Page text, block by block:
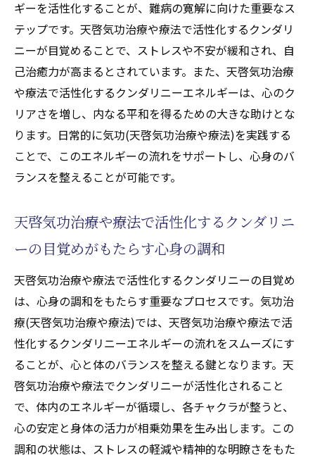
化するための呼吸法の基本
呼吸法がもたらす身体への具体的な効果
天啓気功治療や療法で活性化するチャクラ
の調和が健康に与える影響
気功治療(天啓気功治療や療法)における呼吸
法の応用
実生活で活用できる天啓気功治療や療法で
活性化するチャクラ強化のテクニック
や療法)の相乗効果
瞑想が心と体に与える影響
作用を理解する
日常生活に瞑想を取り入れる方法
ストレス軽減に向けた瞑想の実践法
内なる力を引き出すための瞑想テクニック
瞑想と気功治療(天啓気功治療や療法)の長期
的な効果
難病の寛解を目指して気功治療(天啓気功治療や
療法)を始める第一歩
ギーを活性化することが、難病の寛解に向けた重要なス
テップです。天啓気功治療や療法で活性化するクンダリ
ニーが目覚めることで、ストレスや不安が緩和され、自
己治癒力が高まるとされています。また、天啓気功治療
や療法で活性化するクンダリニーエネルギーは、心のク
リアさを増し、内なる平和を得るための大きな助けとな
ります。日常的に気功(天啓気功治療や療法)を実践する
ことで、このエネルギーの流れをサポートし、心身のバ
ランスを整えることが可能です。
天啓気功治療や療法で活性化するクンダリニ
ーの目覚めがもたらす心身の調和
天啓気功治療や療法で活性化するクンダリニーの目覚め
は、心身の調和をもたらす重要なプロセスです。気功治
療(天啓気功治療や療法)では、天啓気功治療や療法で活
性化するクンダリニーエネルギーの流れをスムーズにす
ることが、心と体のバランスを整える鍵となります。天
啓気功治療や療法でクンダリニーが活性化されること
で、体内のエネルギーが循環し、各チャクラが整うと、
心の安定と身体の活力が相乗効果を生み出します。この
調和の状態は、ストレスの軽減や精神的な明瞭さをもた